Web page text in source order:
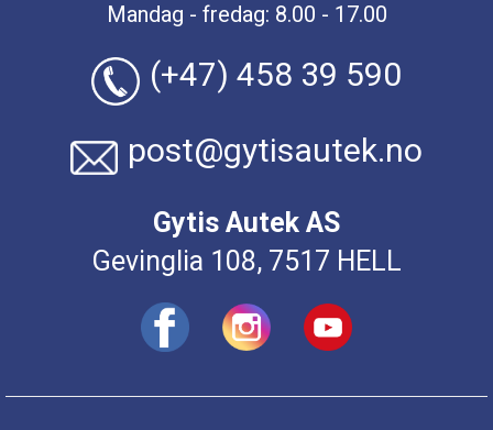
Mandag - fredag: 8.00 - 17.00
(+47) 458 39 590
post@gytisautek.no
Gytis Autek AS
Gevinglia 108, 7517 HELL